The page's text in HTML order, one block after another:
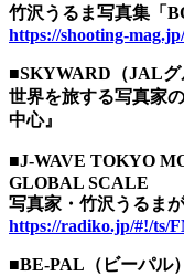
竹沢うるま写真集「
https://shooting-
■SKYWARD（JALグ
世界を旅する写真家
中心』
■J-WAVE TOKYO
GLOBAL SCALE
写真家・竹沢うるま
https://radiko.jp/#!/ts/
■BE-PAL（ビーパル